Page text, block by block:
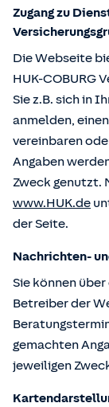
Zugang zu
Die Webseite
HUK-COBURG
Sie z.B. sich in
anmelden,
vereinbaren
Angaben
Zweck genutzt.
www.HUK.de
der Seite.
Nachrichten-
Sie können
Betreiber der
gemachten
jeweiligen